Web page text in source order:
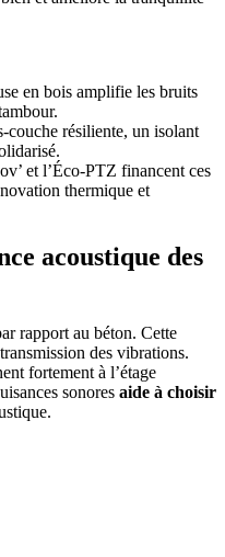
en bois amplifie les bruits
couche résiliente, un isolant
et l’Éco-PTZ financent ces
thermique et
acoustique des
rapport au béton. Cette
des vibrations.
fortement à l’étage
sonores aide à choisir